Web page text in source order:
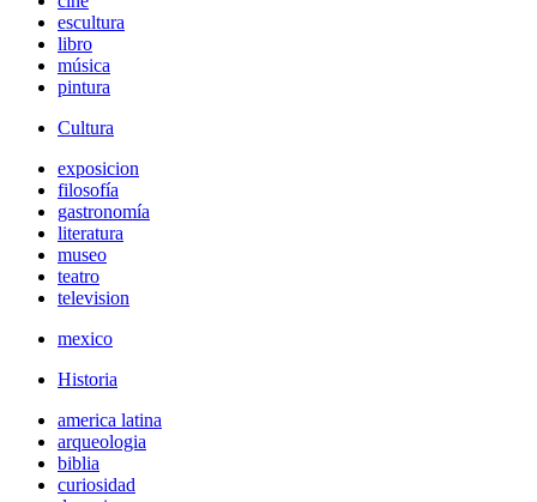
escultura
libro
música
pintura
Cultura
exposicion
filosofía
gastronomía
literatura
museo
teatro
television
mexico
Historia
america latina
arqueologia
biblia
curiosidad